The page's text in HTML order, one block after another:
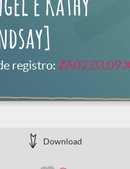
e Kathy
registro:
Download